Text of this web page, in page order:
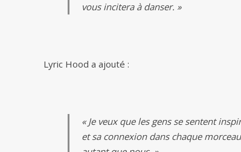
vous incitera à danser. »
Lyric Hood a ajouté :
« Je veux que les gens se sentent
et sa connexion dans chaque